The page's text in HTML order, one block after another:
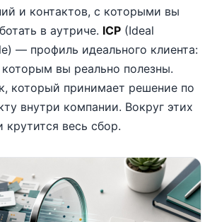
и контактов, с которыми вы
в аутриче. ICP (Ideal
— профиль идеального клиента:
вы реально полезны.
который принимает решение по
внутри компании. Вокруг этих
крутится весь сбор.